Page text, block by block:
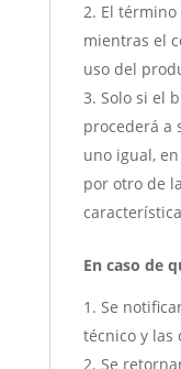
El
mientras el
uso del
Solo si el
procederá a
uno igual,
por otro de
En caso de
Se
técnico y las
Se